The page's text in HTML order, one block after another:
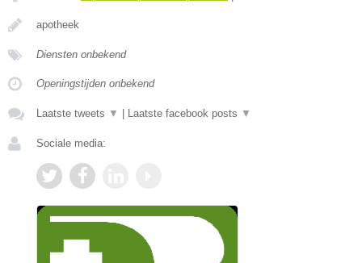
apotheek
Diensten onbekend
Openingstijden onbekend
Laatste tweets ▼ Laatste facebook posts ▼
Sociale media: